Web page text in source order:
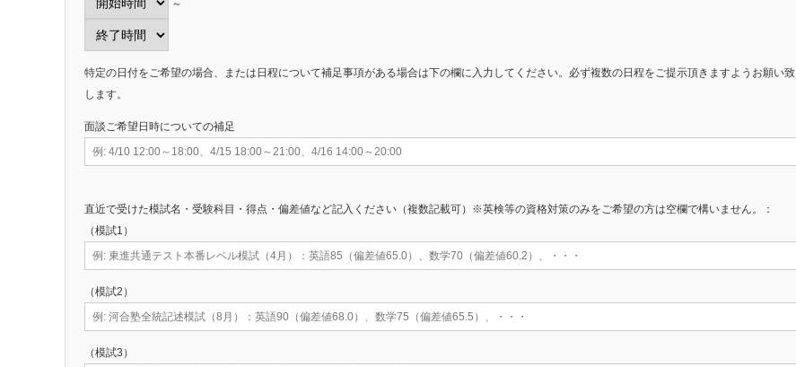
～
特定の日付をご希望の場合、または日程について補足事項がある場合は下の欄に入力してください。必ず複数の日程をご提示頂きますようお願い致
します。
面談ご希望日時についての補足
直近で受けた模試名・受験科目・得点・偏差値など記入ください（複数記載可）※英検等の資格対策のみをご希望の方は空欄で構いません。：
（模試1）
（模試2）
（模試3）